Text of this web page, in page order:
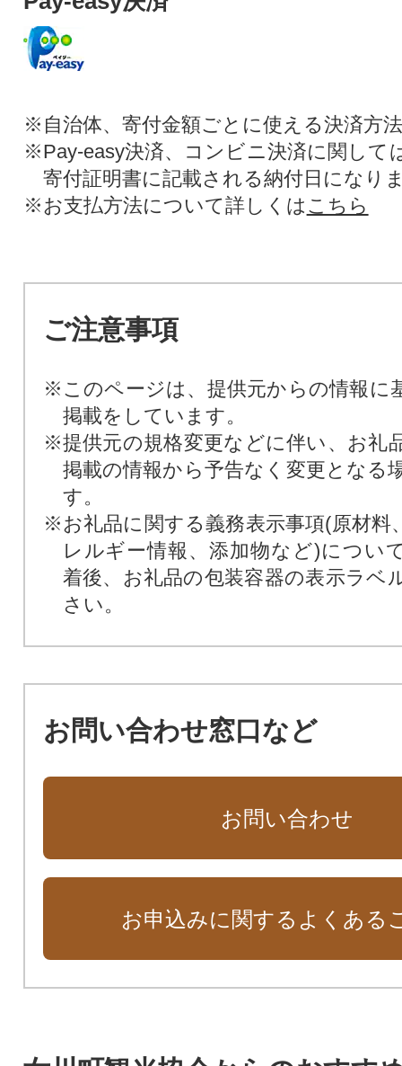
※自治体、寄付金額ごとに使える決済方
※Pay-easy決済、コンビニ決済に関して
寄付証明書に記載される納付日になり
※お支払方法について詳しくは こちら
ご注意事項
※このページは、提供元からの情報に
掲載をしています。
※提供元の規格変更などに伴い、お礼
掲載の情報から予告なく変更となる
す。
※お礼品に関する義務表示事項(原材料
レルギー情報、添加物など)につい
着後、お礼品の包装容器の表示ラベ
さい。
お問い合わせ窓口など
お問い合わせ
お申込みに関するよくある